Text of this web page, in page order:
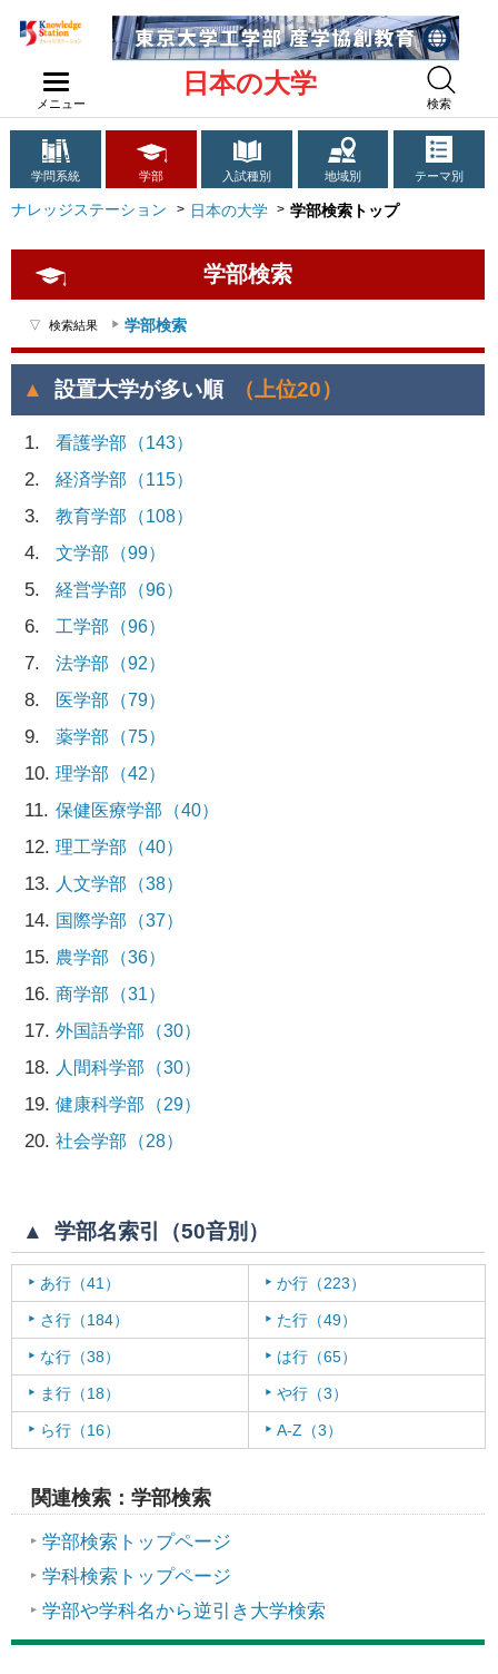
メニュー
日本の大学
検索
学問系統 学部 入試種別 地域別 テーマ別
ナレッジステーション 日本の大学 学部検索トップ
学部検索
検索結果 学部検索
設置大学が多い順 （上位20）
1 看護学部 （143）
2 経済学部 （115）
3 教育学部 （108）
4 文学部 （99）
5 経営学部 （96）
6 工学部 （96）
7 法学部 （92）
8 医学部 （79）
9 薬学部 （75）
10 理学部 （42）
11 保健医療学部 （40）
12 理工学部 （40）
13 人文学部 （38）
14 国際学部 （37）
15 農学部 （36）
16 商学部 （31）
17 外国語学部 （30）
18 人間科学部 （30）
19 健康科学部 （29）
20 社会学部 （28）
学部名索引（50音別）
あ行 （41） か行（223）
さ行 （184） た行（49）
な行 （38） は行（65）
ま行 （18） や行（3）
ら行 （16） A-Z （3）
関連検索：学部検索
学部検索トップページ
学科検索トップページ
学部や学科名から逆引き大学検索